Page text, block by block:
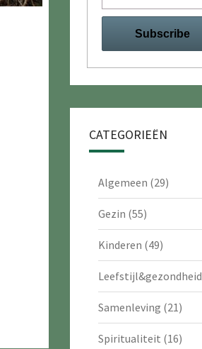
CATEGORIEËN
Algemeen (29)
Gezin (55)
Kinderen (49)
Leefstijl&gezondheid
Samenleving (21)
Spiritualiteit (16)